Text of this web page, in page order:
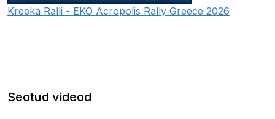
Kreeka Ralli - EKO Acropolis Rally Greece 2026
Seotud videod